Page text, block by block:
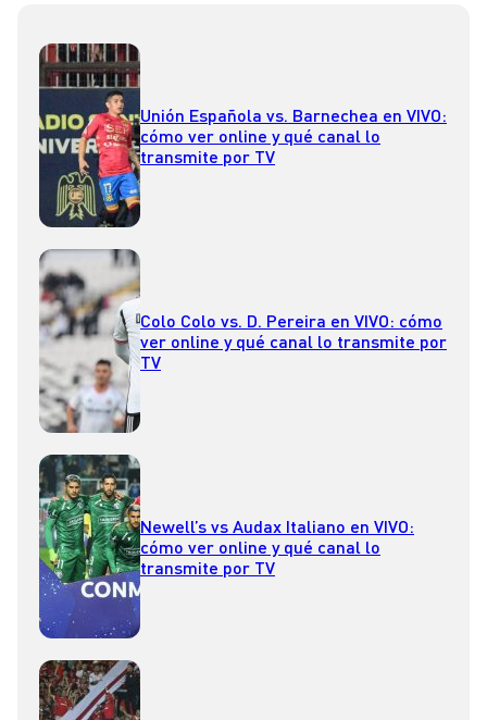
Unión Española vs. Barnechea en VIVO:
cómo ver online y qué canal lo
transmite por TV
Colo Colo vs. D. Pereira en VIVO: cómo
ver online y qué canal lo transmite por
TV
Newell’s vs Audax Italiano en VIVO:
cómo ver online y qué canal lo
transmite por TV